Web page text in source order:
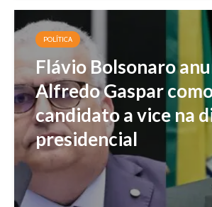
POLÍTICA
Flávio Bolsonaro
Alfredo Gaspar
candidato a vice na
presidencial